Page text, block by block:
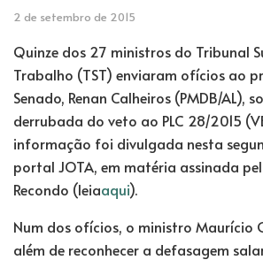
2 de setembro de 2015
Quinze dos 27 ministros do Tribunal
Trabalho (TST) enviaram ofícios ao
Senado, Renan Calheiros (PMDB/AL),
derrubada do veto ao PLC 28/2015
informação foi divulgada nesta
portal JOTA, em matéria assinada
Recondo (leiaaqui).
Num dos ofícios, o ministro Maurício
além de reconhecer a defasagem